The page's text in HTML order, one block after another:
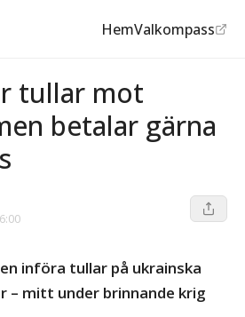
HemValkompass
tullar mot
betalar gärna
införa tullar på ukrainska
– mitt under brinnande krig